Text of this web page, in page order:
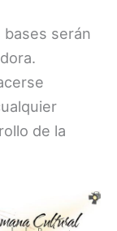
serán
de la